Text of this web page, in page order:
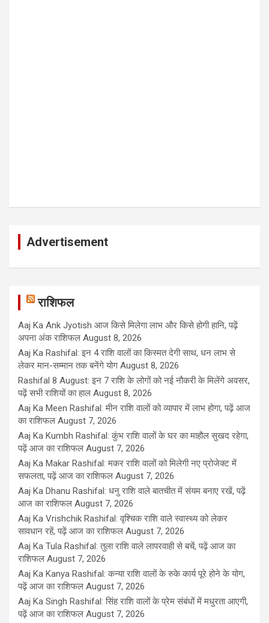
Advertisement
राशिफल
Aaj Ka Ank Jyotish आज किसे मिलेगा लाभ और किसे होगी हानि, पढ़ें
अपना अंक राशिफल August 8, 2026
Aaj Ka Rashifal: इन 4 राशि वालों का किस्मत देगी साथ, धन लाभ से
लेकर मान-सम्मान तक बनेंगे योग August 8, 2026
Rashifal 8 August: इन 7 राशि के लोगों को नई नौकरी के मिलेंगे अवसर,
पढ़ें सभी राशियों का हाल August 8, 2026
Aaj Ka Meen Rashifal: मीन राशि वालों को व्यापार में लाभ होगा, पढ़ें आज
का राशिफल August 7, 2026
Aaj Ka Kumbh Rashifal: कुंभ राशि वालों के घर का माहौल सुखद रहेगा,
पढ़ें आज का राशिफल August 7, 2026
Aaj Ka Makar Rashifal: मकर राशि वालों को मिलेगी नए प्रोजेक्ट में
सफलता, पढ़ें आज का राशिफल August 7, 2026
Aaj Ka Dhanu Rashifal: धनु राशि वाले बातचीत में संयम बनाए रखें, पढ़ें
आज का राशिफल August 7, 2026
Aaj Ka Vrishchik Rashifal: वृश्चिक राशि वाले स्वास्थ्य को लेकर
सावधान रहें, पढ़ें आज का राशिफल August 7, 2026
Aaj Ka Tula Rashifal: तुला राशि वाले लापरवाही से बचें, पढ़ें आज का
राशिफल August 7, 2026
Aaj Ka Kanya Rashifal: कन्या राशि वालों के रुके कार्य पूरे होने के योग,
पढ़ें आज का राशिफल August 7, 2026
Aaj Ka Singh Rashifal: सिंह राशि वालों के प्रेम संबंधों में मधुरता आएगी,
पढ़ें आज का राशिफल August 7, 2026